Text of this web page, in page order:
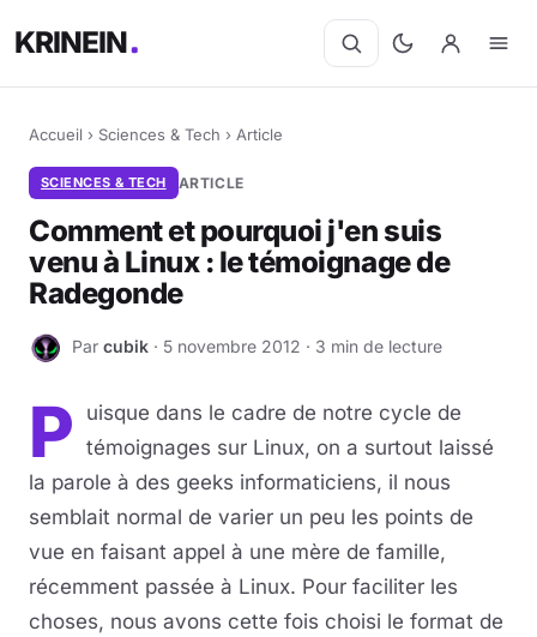
KRINEIN
Accueil › Sciences & Tech › Article
SCIENCES & TECH ARTICLE
Comment et pourquoi j'en suis
venu à Linux : le témoignage de
Radegonde
C Par cubik · 5 novembre 2012 · 3 min de lecture
P
uisque dans le cadre de notre cycle de
témoignages sur Linux, on a surtout laissé
la parole à des geeks informaticiens, il nous
semblait normal de varier un peu les points de
vue en faisant appel à une mère de famille,
récemment passée à Linux. Pour faciliter les
choses, nous avons cette fois choisi le format de